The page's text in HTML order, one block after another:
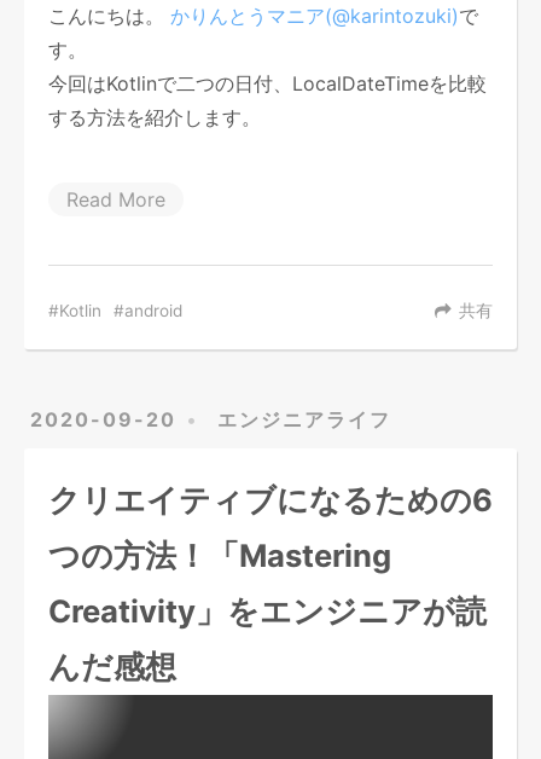
こんにちは。 かりんとうマニア(@karintozuki)で
す。
今回はKotlinで二つの日付、LocalDateTimeを比較
する方法を紹介します。
Read More
共有
Kotlin android
2020-09-20 エンジニアライフ
クリエイティブになるための6
つの方法！「Mastering
Creativity」をエンジニアが読
んだ感想